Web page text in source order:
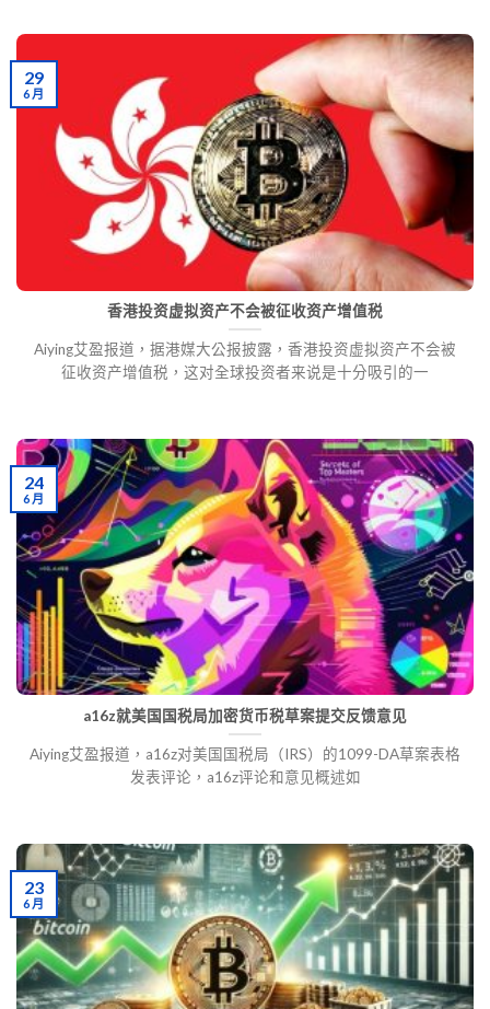
香港投资虚拟资产不会被征收资产增值税
Aiying艾盈报道，据港媒大公报披露，香港投资虚拟资产不会被
征收资产增值税，这对全球投资者来说是十分吸引的一
29
6 月
a16z就美国国税局加密货币税草案提交反馈意见
Aiying艾盈报道，a16z对美国国税局（IRS）的1099-DA草案表格
发表评论，a16z评论和意见概述如
24
6 月
23
6 月